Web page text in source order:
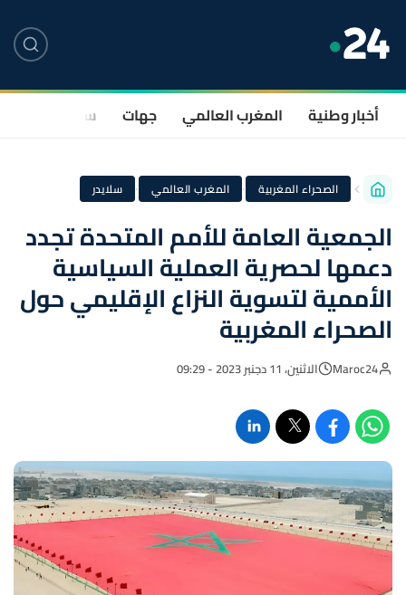
أخبار وطنية المغرب العالمي جهات سياسة
الصحراء المغربية · المغرب العالمي · سلايدر
الجمعية العامة للأمم المتحدة تجدد
دعمها لحصرية العملية السياسية
الأممية لتسوية النزاع الإقليمي حول
الصحراء المغربية
Maroc24 الاثنين، 11 دجنبر 2023 - 09:29